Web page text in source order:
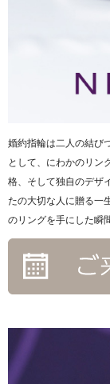
婚約指輪は二人の結び
として、にわかのリン
格、そして独自のデザ
たの大切な人に贈る一
のリングを手にした瞬